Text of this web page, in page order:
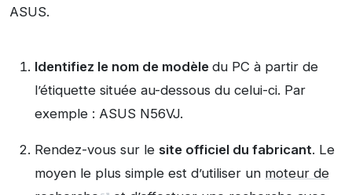
ASUS.
Identifiez le nom de modèle du PC à partir de
l’étiquette située au-dessous du celui-ci. Par
exemple : ASUS N56VJ.
Rendez-vous sur le site officiel du fabricant. Le
moyen le plus simple est d’utiliser un moteur de